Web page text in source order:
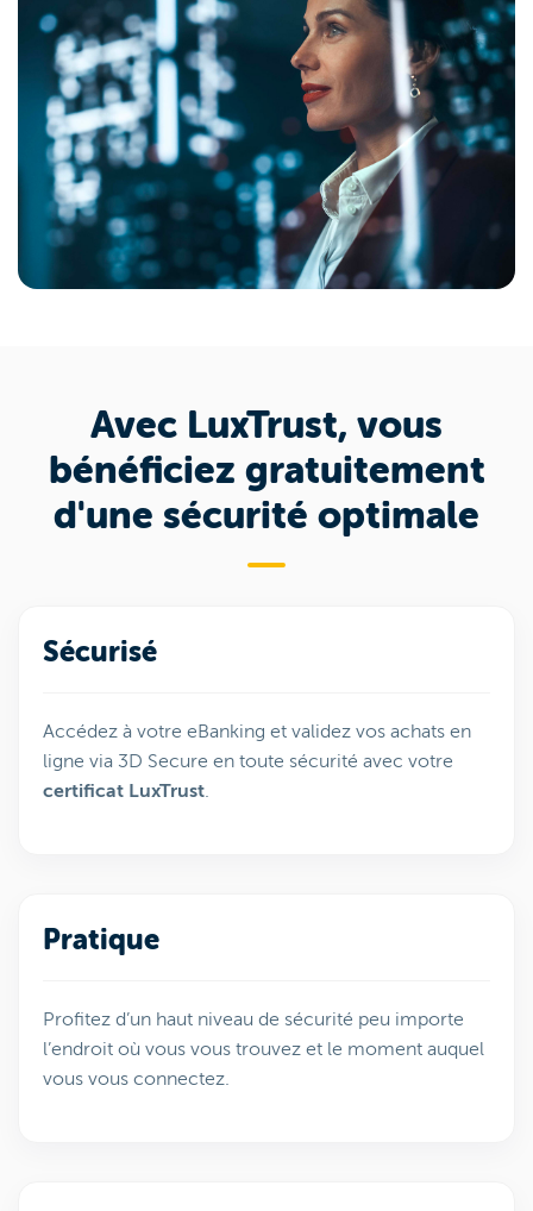
Avec LuxTrust, vous
bénéficiez gratuitement
d'une sécurité optimale
Sécurisé
Accédez à votre eBanking et validez vos achats en
ligne via 3D Secure en toute sécurité avec votre
certificat LuxTrust.
Pratique
Profitez d’un haut niveau de sécurité peu importe
l’endroit où vous vous trouvez et le moment auquel
vous vous connectez.